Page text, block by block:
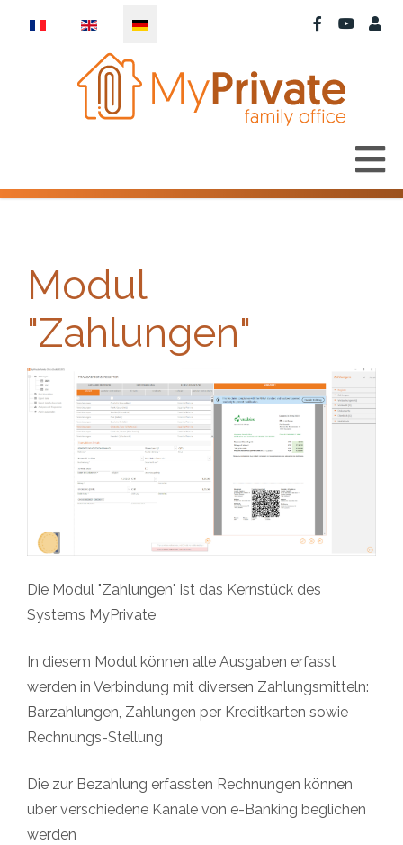
Modul
"Zahlungen"
Die Modul "Zahlungen" ist das Kernstück des
Systems MyPrivate
In diesem Modul können alle Ausgaben erfasst
werden in Verbindung mit diversen Zahlungsmitteln:
Barzahlungen, Zahlungen per Kreditkarten sowie
Rechnungs-Stellung
Die zur Bezahlung erfassten Rechnungen können
über verschiedene Kanäle von e-Banking beglichen
werden